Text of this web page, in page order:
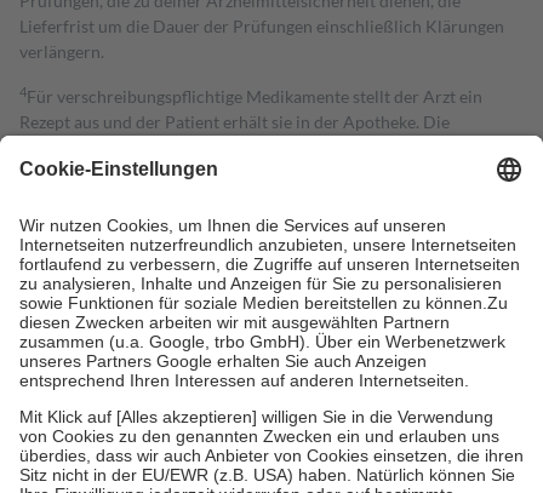
Lieferfrist um die Dauer der Prüfungen einschließlich Klärungen
verlängern.
4Für verschreibungspflichtige Medikamente stellt der Arzt ein
Rezept aus und der Patient erhält sie in der Apotheke. Die
Kosten dafür, der Versicherte trägt einen Teil davon als Zuzahlung
Grundsätzlich leisten Mitglieder Zuzahlungen in Höhe von zehn
Prozent des Abgabepreises,mindestensjedochfünf Euround
höchstens zehn Euro.Es sind jedoch nie mehr als die tatsächlichen
Kosten der Leistung zu entrichten.
Diese Regeln gelten grundsätzlich auch für Online-Apotheken.
Bei Heilmitteln und häuslicher Krankenpflege beträgt die
Zuzahlung zehn Prozent der Kosten sowie zehn Euro je
Um das Engagement der Versicherten für ihre eigene Gesundheit zu
stärken und die besondere Stellung der Familie zu unterstützen,
fallenkeine Zuzahlungen an bei: